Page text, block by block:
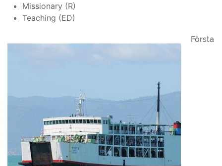
Missionary (R)
Teaching (ED)
Första